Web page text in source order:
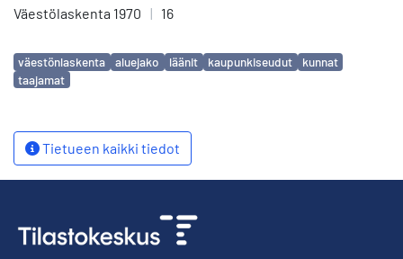
Väestölaskenta 1970 | 16
Avainsanat
väestönlaskenta aluejako läänit kaupunkiseudut
kunnat
taajamat
Tietueen kaikki tiedot